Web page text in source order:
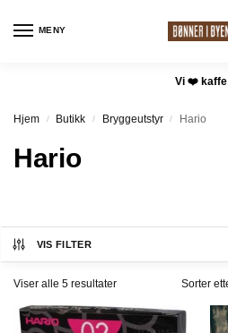
MENY
Vi ❤️ kaffe
Hjem / Butikk / Bryggeutstyr / Hario
Hario
VIS FILTER
Viser alle 5 resultater